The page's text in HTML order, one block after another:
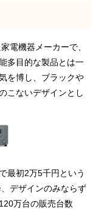
電機器メーカーで、
多目的な製品とは一
を博し、ブラックや
こないデザインとし
最初2万5千円という
デザインのみならず
万台の販売台数